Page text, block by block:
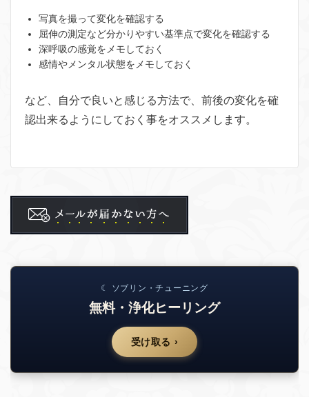
写真を撮って変化を確認する
屈伸の測定など分かりやすい基準点で変化を確認する
深呼吸の感覚をメモしておく
感情やメンタル状態をメモしておく
など、自分で良いと感じる方法で、前後の変化を確
認出来るようにしておく事をオススメします。
☾ ソブリン・チューニング
無料・浄化ヒーリング
受け取る ›